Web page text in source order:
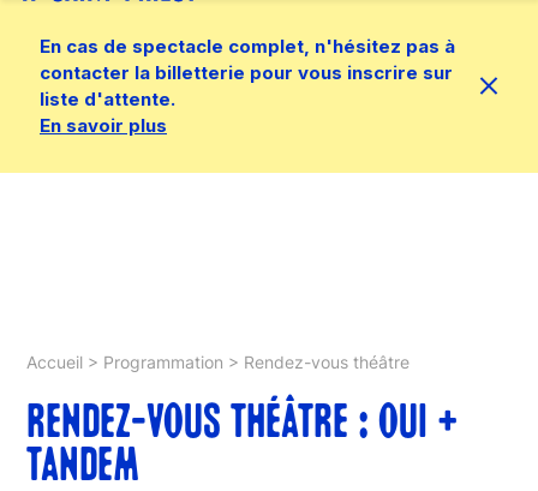
En cas de spectacle complet, n'hésitez pas à
contacter la billetterie pour vous inscrire sur
liste d'attente.
En savoir plus
Accueil > Programmation > Rendez-vous théâtre
RENDEZ-VOUS THÉÂTRE : OUI +
TANDEM